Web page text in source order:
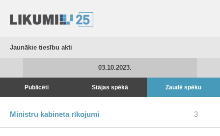
Jaunākie tiesību akti
03.10.2023.
Publicēti Stājas spēkā Zaudē spēku
Ministru kabineta rīkojumi 3